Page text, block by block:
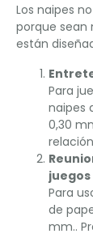
Los naipes
porque sean
están
Para
naipes
0,30
juegos
Para
de
mm..